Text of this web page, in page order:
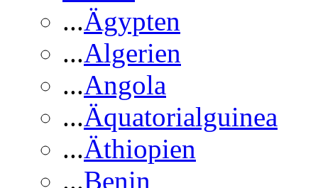
...Ägypten
...Algerien
...Angola
...Äquatorialguinea
...Äthiopien
...Benin